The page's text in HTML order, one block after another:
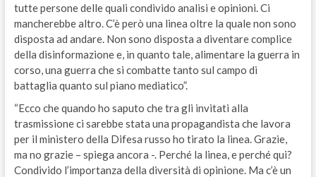
tutte persone delle quali condivido analisi e opinioni. Ci
mancherebbe altro. C’è però una linea oltre la quale non sono
disposta ad andare. Non sono disposta a diventare complice
della disinformazione e, in quanto tale, alimentare la guerra in
corso, una guerra che si combatte tanto sul campo di
battaglia quanto sul piano mediatico”.
“Ecco che quando ho saputo che tra gli invitati alla
trasmissione ci sarebbe stata una propagandista che lavora
per il ministero della Difesa russo ho tirato la linea. Grazie,
ma no grazie – spiega ancora -. Perché la linea, e perché qui?
Condivido l’importanza della diversità di opinione. Ma c’è un